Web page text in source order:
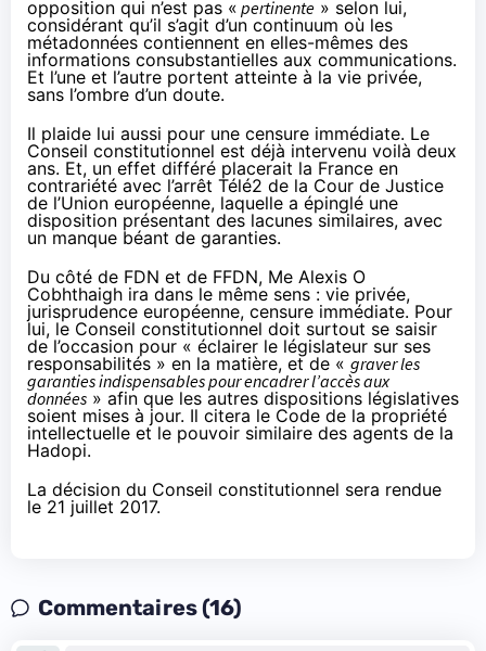
opposition qui n’est pas « pertinente » selon lui,
considérant qu’il s’agit d’un continuum où les
métadonnées contiennent en elles-mêmes des
informations consubstantielles aux communications.
Et l’une et l’autre portent atteinte à la vie privée,
sans l’ombre d’un doute.
Il plaide lui aussi pour une censure immédiate. Le
Conseil constitutionnel est déjà intervenu voilà deux
ans. Et, un effet différé placerait la France en
contrariété avec l’arrêt Télé2 de la Cour de Justice
de l’Union européenne, laquelle a épinglé une
disposition présentant des lacunes similaires, avec
un manque béant de garanties.
Du côté de FDN et de FFDN, Me Alexis O
Cobhthaigh ira dans le même sens : vie privée,
jurisprudence européenne, censure immédiate. Pour
lui, le Conseil constitutionnel doit surtout se saisir
de l’occasion pour « éclairer le législateur sur ses
responsabilités » en la matière, et de « graver les
garanties indispensables pour encadrer l’accès aux
données » afin que les autres dispositions législatives
soient mises à jour. Il citera le Code de la propriété
intellectuelle et le pouvoir similaire des agents de la
Hadopi.
La décision du Conseil constitutionnel sera rendue
le 21 juillet 2017.
Commentaires (16)